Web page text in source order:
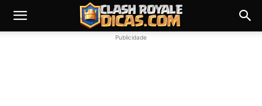
Publicidade